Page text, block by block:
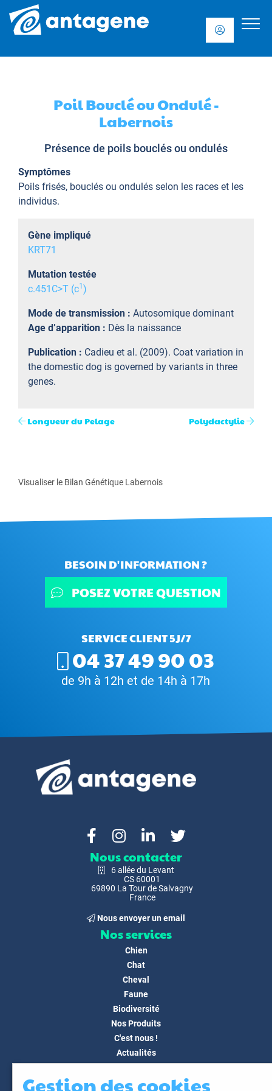
Poil Bouclé ou Ondulé -
Labernois
Présence de poils bouclés ou ondulés
Symptômes
Poils frisés, bouclés ou ondulés selon les races et les
individus.
Gène impliqué
KRT71
Mutation testée
c.451C>T (c1 )
Mode de transmission : Autosomique dominant
Age d’apparition : Dès la naissance
Publication : Cadieu et al. (2009). Coat variation in
the domestic dog is governed by variants in three
genes.
Longueur du Pelage Polydactylie
Visualiser le Bilan Génétique Labernois
BESOIN D'INFORMATION ?
POSEZ VOTRE QUESTION
SERVICE CLIENT 5J/7
04 37 49 90 03
de 9h à 12h et de 14h à 17h
Nous contacter
6 allée du Levant
CS 60001
69890 La Tour de Salvagny
France
Nous envoyer un email
Nos services
Chien
Chat
Cheval
Faune
Biodiversité
Nos Produits
C'est nous !
Actualités
FAQ
Gestion des cookies